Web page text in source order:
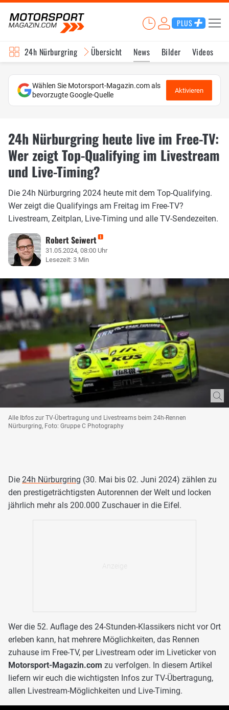
PLUS
24h Nürburgring Übersicht News Bilder Videos
Wählen Sie Motorsport-Magazin.com als
bevorzugte Google-Quelle
Aktivieren
24h Nürburgring heute live im Free-TV:
Wer zeigt Top-Qualifying im Livestream
und Live-Timing?
Die 24h Nürburgring 2024 heute mit dem Top-Qualifying.
Wer zeigt die Qualifyings am Freitag im Free-TV?
Livestream, Zeitplan, Live-Timing und alle TV-Sendezeiten.
Robert Seiwert
31.05.2024, 08:00 Uhr
Lesezeit: 3 Min
Alle Ibfos zur TV-Übertragung und Livestreams beim 24h-Rennen
Nürburgring, Foto: Gruppe C Photography
Die 24h Nürburgring (30. Mai bis 02. Juni 2024) zählen zu
den prestigeträchtigsten Autorennen der Welt und locken
jährlich mehr als 200.000 Zuschauer in die Eifel.
Wer die 52. Auflage des 24-Stunden-Klassikers nicht vor Ort
erleben kann, hat mehrere Möglichkeiten, das Rennen
zuhause im Free-TV, per Livestream oder im Liveticker von
Motorsport-Magazin.com zu verfolgen. In diesem Artikel
liefern wir euch die wichtigsten Infos zur TV-Übertragung,
allen Livestream-Möglichkeiten und Live-Timing.